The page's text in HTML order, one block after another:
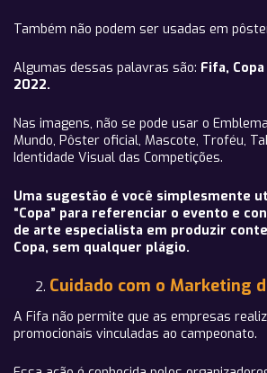
Também não podem ser usadas em
Algumas dessas palavras são: Fifa,
2022.
Nas imagens, não se pode usar o
Mundo, Pôster oficial, Mascote, Troféu,
Identidade Visual das Competições.
Uma sugestão é você simplesmente
“Copa” para referenciar o evento e
de arte especialista em produzir
Copa, sem qualquer plágio.
Cuidado com o Marketing
A Fifa não permite que as empresas
promocionais vinculadas ao campeonato.